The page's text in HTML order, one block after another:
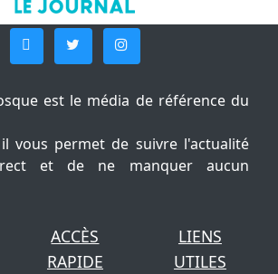
est le média de référence du
vous permet de suivre l'actualité
et de ne manquer aucun
ACCÈS
RAPIDE
LIENS
UTILES